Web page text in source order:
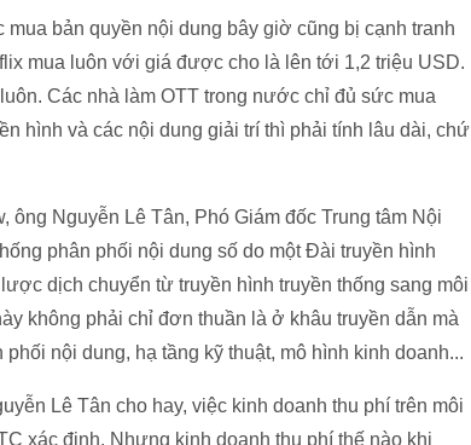
bản quyền nội dung bây giờ cũng bị cạnh tranh
mua luôn với giá được cho là lên tới 1,2 triệu USD.
Các nhà làm OTT trong nước chỉ đủ sức mua
hình và các nội dung giải trí thì phải tính lâu dài, chứ
Nguyễn Lê Tân, Phó Giám đốc Trung tâm Nội
phân phối nội dung số do một Đài truyền hình
dịch chuyển từ truyền hình truyền thống sang môi
không phải chỉ đơn thuần là ở khâu truyền dẫn mà
nội dung, hạ tầng kỹ thuật, mô hình kinh doanh...
Lê Tân cho hay, việc kinh doanh thu phí trên môi
xác định. Nhưng kinh doanh thu phí thế nào khi